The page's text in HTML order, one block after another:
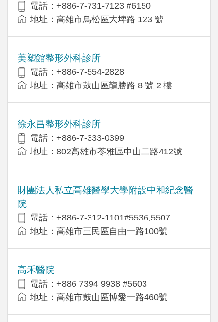
電話：+886-7-731-7123 #6150
地址：高雄市鳥松區大埤路 123 號
美塑館整形外科診所
電話：+886-7-554-2828
地址：高雄市鼓山區龍勝路 8 號 2 樓
徐永昌整形外科診所
電話：+886-7-333-0399
地址：802高雄市苓雅區中山二路412號
財團法人私立高雄醫學大學附設中和紀念醫
院
電話：+886-7-312-1101#5536,5507
地址：高雄市三民區自由一路100號
高禾醫院
電話：+886 7394 9938 #5603
地址：高雄市鼓山區博愛一路460號